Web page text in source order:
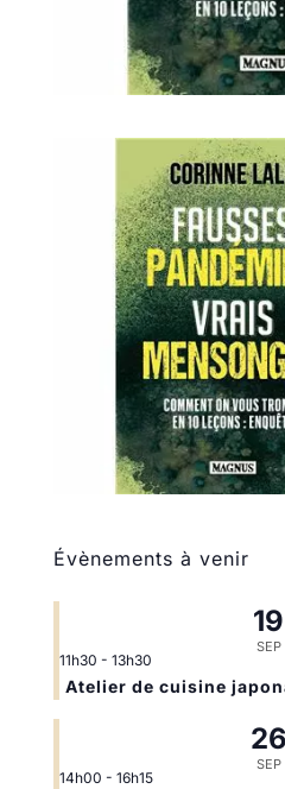
Évènements à venir
19
SEP
11h30 - 13h30
Atelier de cuisine
26
SEP
14h00 - 16h15